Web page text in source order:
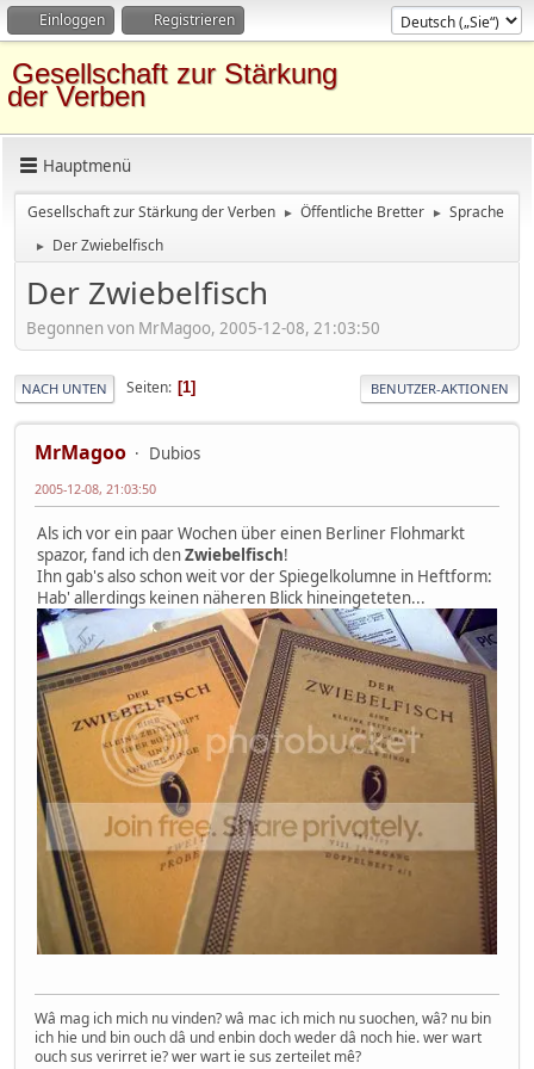
Einloggen Registrieren
Gesellschaft zur Stärkung
der Verben
Hauptmenü
Gesellschaft zur Stärkung der Verben ► Öffentliche Bretter ► Sprache
► Der Zwiebelfisch
Der Zwiebelfisch
Begonnen von MrMagoo, 2005-12-08, 21:03:50
NACH UNTEN Seiten 1 BENUTZER-AKTIONEN
MrMagoo Dubios
2005-12-08, 21:03:50
Als ich vor ein paar Wochen über einen Berliner Flohmarkt
spazor, fand ich denZwiebelfisch!
Ihn gab's also schon weit vor der Spiegelkolumne in Heftform:
Hab' allerdings keinen näheren Blick hineingeteten...
Wâ mag ich mich nu vinden? wâ mac ich mich nu suochen, wâ? nu bin
ich hie und bin ouch dâ und enbin doch weder dâ noch hie. wer wart
ouch sus verirret ie? wer wart ie sus zerteilet mê?